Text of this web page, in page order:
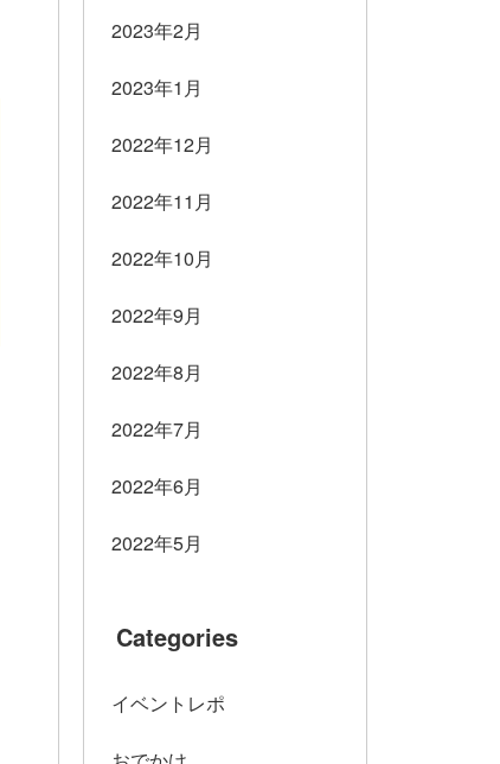
2023年2月
2023年1月
2022年12月
2022年11月
2022年10月
2022年9月
2022年8月
2022年7月
2022年6月
2022年5月
Categories
イベントレポ